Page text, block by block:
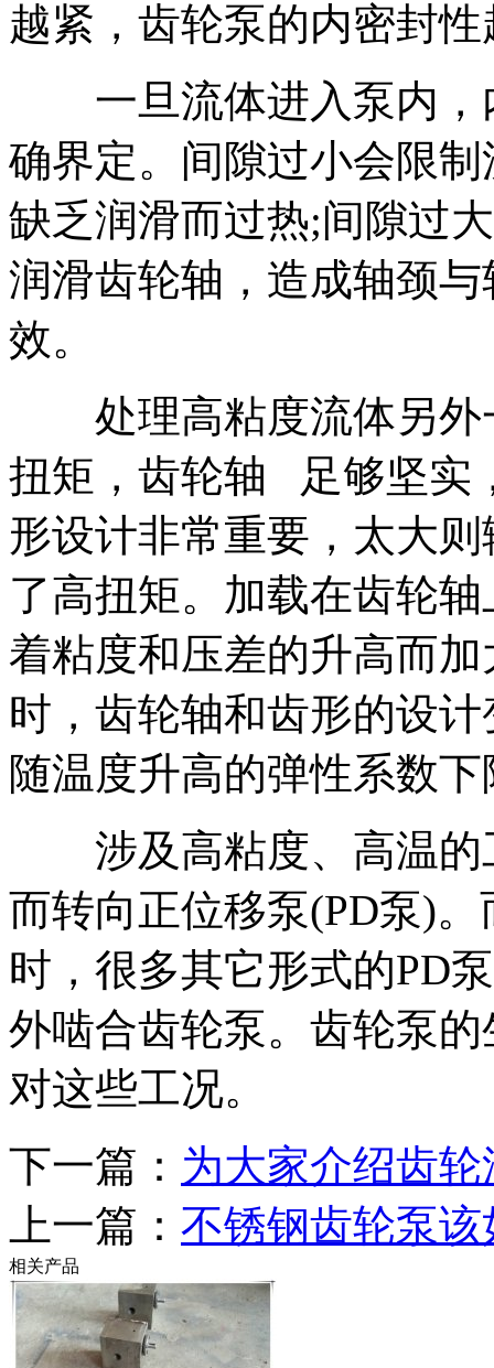
越紧，齿轮泵的内密封
一旦流体进入泵内，
确界定。间隙过小会限
缺乏润滑而过热;间隙过
润滑齿轮轴，造成轴颈
效。
处理高粘度流体另外
扭矩，齿轮轴 足够坚实
形设计非常重要，太大
了高扭矩。加载在齿轮
着粘度和压差的升高而
时，齿轮轴和齿形的设
随温度升高的弹性系数下
涉及高粘度、高温的
而转向正位移泵(PD泵)
时，很多其它形式的PD
外啮合齿轮泵。齿轮泵
对这些工况。
下一篇： 为大家介绍齿
上一篇： 不锈钢齿轮泵
相关产品